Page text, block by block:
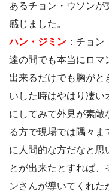
あるチョン・ウソンが
感じました。
ハン・ジミン ：チョ
達の間でも本当にロマ
出来るだけでも胸がと
いした時はやはり凄
にしてみて外見が素敵
る方で現場では隅々ま
に人間的な方だなと思
とが出来たとすれば、
ンさんが導いてくれ